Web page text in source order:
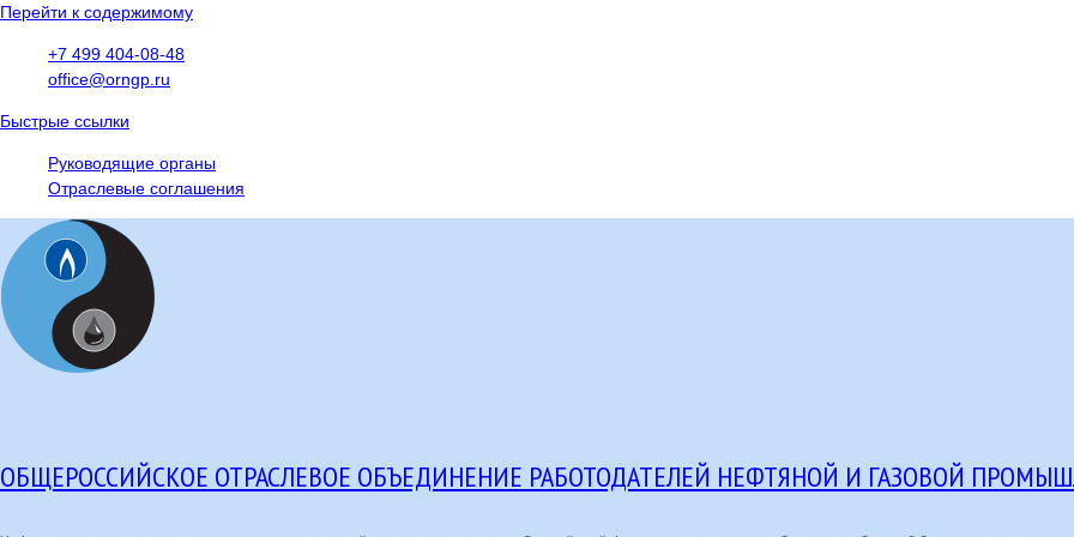
Перейти к содержимому
+7 499 404-08-48
office@orngp.ru
Быстрые ссылки
Руководящие органы
Отраслевые соглашения
ОБЩЕРОССИЙСКОЕ ОТРАСЛЕВОЕ ОБЪЕДИНЕНИЕ РАБОТОДАТЕЛЕЙ НЕФТЯНОЙ И ГАЗОВОЙ